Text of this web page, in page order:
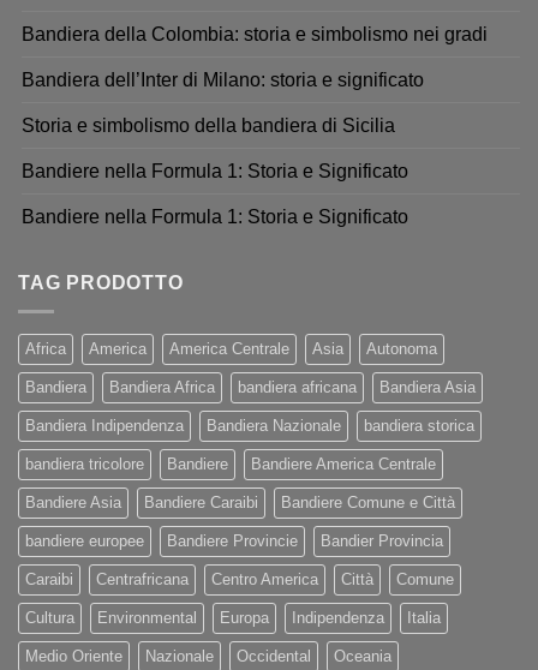
Bandiera della Colombia: storia e simbolismo nei gradi
Bandiera dell’Inter di Milano: storia e significato
Storia e simbolismo della bandiera di Sicilia
Bandiere nella Formula 1: Storia e Significato
Bandiere nella Formula 1: Storia e Significato
TAG PRODOTTO
Africa America America Centrale Asia Autonoma
Bandiera Bandiera Africa bandiera africana Bandiera Asia
Bandiera Indipendenza Bandiera Nazionale bandiera storica
bandiera tricolore Bandiere Bandiere America Centrale
Bandiere Asia Bandiere Caraibi Bandiere Comune e Città
bandiere europee Bandiere Provincie Bandier Provincia
Caraibi Centrafricana Centro America Città Comune
Cultura Environmental Europa Indipendenza Italia
Medio Oriente Nazionale Occidental Oceania